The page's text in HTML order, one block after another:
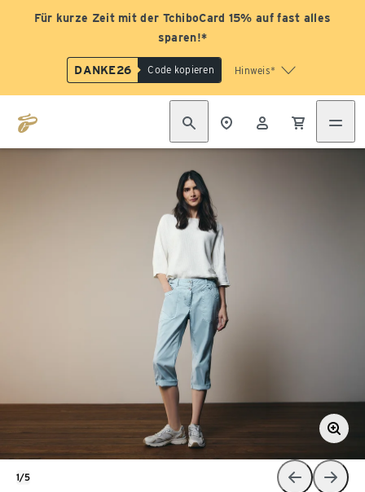
Für kurze Zeit mit der TchiboCard 15% auf fast alles
sparen!*
DANKE26 Code kopieren Hinweis*
1/5